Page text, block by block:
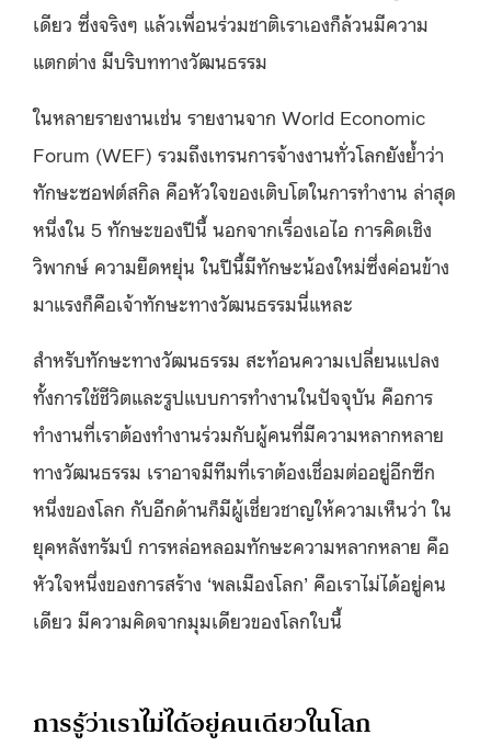
เดียว ซึ่งจริงๆ แล้วเพื่อนร่วมชาติเราเองก็ล้วนมีความ
แตกต่าง มีบริบททางวัฒนธรรม
ในหลายรายงานเช่น รายงานจาก World Economic
Forum (WEF) รวมถึงเทรนการจ้างงานทั่วโลกยังย้ำว่า
ทักษะซอฟต์สกิล คือหัวใจของเติบโตในการทำงาน ล่าสุด
หนึ่งใน 5 ทักษะของปีนี้ นอกจากเรื่องเอไอ การคิดเชิง
วิพากษ์ ความยืดหยุ่น ในปีนี้มีทักษะน้องใหม่ซึ่งค่อนข้าง
มาแรงก็คือเจ้าทักษะทางวัฒนธรรมนี่แหละ
สำหรับทักษะทางวัฒนธรรม สะท้อนความเปลี่ยนแปลง
ทั้งการใช้ชีวิตและรูปแบบการทำงานในปัจจุบัน คือการ
ทำงานที่เราต้องทำงานร่วมกับผู้คนที่มีความหลากหลาย
ทางวัฒนธรรม เราอาจมีทีมที่เราต้องเชื่อมต่ออยู่อีกซีก
หนึ่งของโลก กับอีกด้านก็มีผู้เชี่ยวชาญให้ความเห็นว่า ใน
ยุคหลังทรัมป์ การหล่อหลอมทักษะความหลากหลาย คือ
หัวใจหนึ่งของการสร้าง ‘พลเมืองโลก’ คือเราไม่ได้อยู่คน
เดียว มีความคิดจากมุมเดียวของโลกใบนี้
การรู้ว่าเราไม่ได้อยู่คนเดียวในโลก